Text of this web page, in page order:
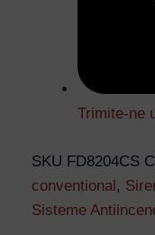
Trimite-ne
SKU FD8204CS
conventional,
Sisteme